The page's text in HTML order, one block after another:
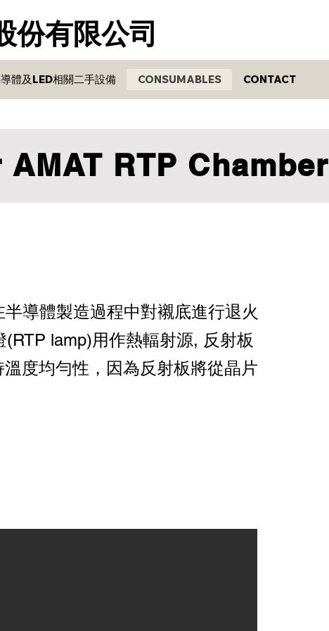
份有限公司
體及LED相關二手設備 CONSUMABLES CONTACT
RTP Chamber
導體製造過程中對襯底進行退火
lamp)用作熱輻射源, 反射板
度均勻性，因為反射板將從晶片